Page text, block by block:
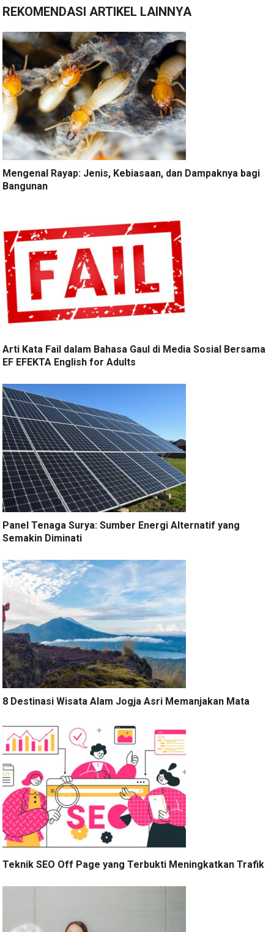
REKOMENDASI ARTIKEL LAINNYA
Mengenal Rayap: Jenis, Kebiasaan, dan Dampaknya bagi
Bangunan
Arti Kata Fail dalam Bahasa Gaul di Media Sosial Bersama
EF EFEKTA English for Adults
Panel Tenaga Surya: Sumber Energi Alternatif yang
Semakin Diminati
8 Destinasi Wisata Alam Jogja Asri Memanjakan Mata
Teknik SEO Off Page yang Terbukti Meningkatkan Trafik